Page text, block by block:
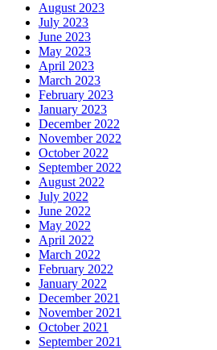
August 2023
July 2023
June 2023
May 2023
April 2023
March 2023
February 2023
January 2023
December 2022
November 2022
October 2022
September 2022
August 2022
July 2022
June 2022
May 2022
April 2022
March 2022
February 2022
January 2022
December 2021
November 2021
October 2021
September 2021